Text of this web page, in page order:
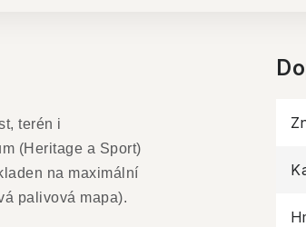
terén i
(Heritage a Sport)
na maximální
palivová mapa).